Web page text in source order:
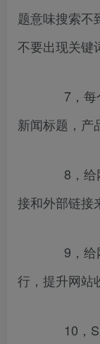
题意味搜索不
不要出现关键
7，每
新闻标题，产
8，给
接和外部链接
9，给
行，提升网站
10，